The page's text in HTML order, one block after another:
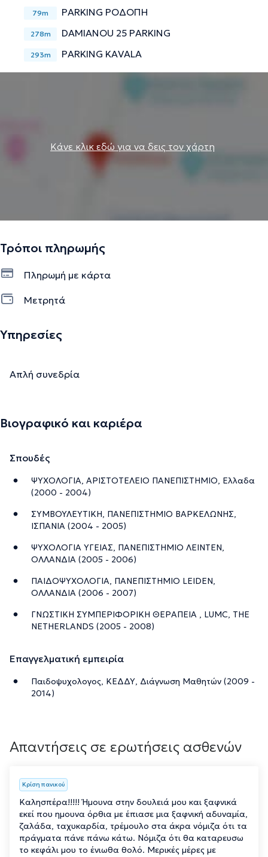
79m PARKING ΡΟΔΟΠΗ
278m DAMIANOU 25 PARKING
293m PARKING KAVALA
Κάνε κλικ εδώ για να δεις τον χάρτη
Τρόποι πληρωμής
Πληρωμή με κάρτα
Μετρητά
Υπηρεσίες
Απλή συνεδρία
Βιογραφικό και καριέρα
Σπουδές
ΨΥΧΟΛΟΓΙΑ, ΑΡΙΣΤΟΤΕΛΕΙΟ ΠΑΝΕΠΙΣΤΗΜΙΟ, Ελλαδα
(2000 - 2004)
ΣΥΜΒΟΥΛΕΥΤΙΚΗ, ΠΑΝΕΠΙΣΤΗΜΙΟ ΒΑΡΚΕΛΩΝΗΣ,
ΙΣΠΑΝΙΑ (2004 - 2005)
ΨΥΧΟΛΟΓΙΑ ΥΓΕΙΑΣ, ΠΑΝΕΠΙΣΤΗΜΙΟ ΛΕΙΝΤΕΝ,
ΟΛΛΑΝΔΙΑ (2005 - 2006)
ΠΑΙΔΟΨΥΧΟΛΟΓΙΑ, ΠΑΝΕΠΙΣΤΗΜΙΟ LEIDEN,
ΟΛΛΑΝΔΙΑ (2006 - 2007)
ΓΝΩΣΤΙΚΗ ΣΥΜΠΕΡΙΦΟΡΙΚΗ ΘΕΡΑΠΕΙΑ , LUMC, THE
NETHERLANDS (2005 - 2008)
Επαγγελματική εμπειρία
Παιδοψυχολογος, ΚΕΔΔΥ, Διάγνωση Μαθητών (2009 -
2014)
Απαντήσεις σε ερωτήσεις ασθενών
Κρίση πανικού
Καλησπέρα!!!!! Ήμουνα στην δουλειά μου και ξαφνικά
εκεί που ημουνα όρθια με έπιασε μια ξαφνική αδυναμία,
ζαλάδα, ταχυκαρδία, τρέμουλο στα άκρα νόμιζα ότι τα
πράγματα πάνε πάνω κάτω. Νόμιζα ότι θα καταρευσω
το κεφάλι μου το ένιωθα θολό. Μερικές μέρες με